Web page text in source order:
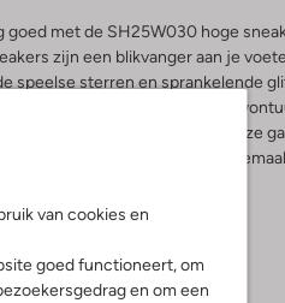
van cookies en
goed functioneert, om
en om een
goed met de SH25W030 hoge
zijn een blikvanger aan je
speelse sterren en sprankelende
lange speeldagen, of je nu op
bezoekt. Combineer deze
sweater voor een look die